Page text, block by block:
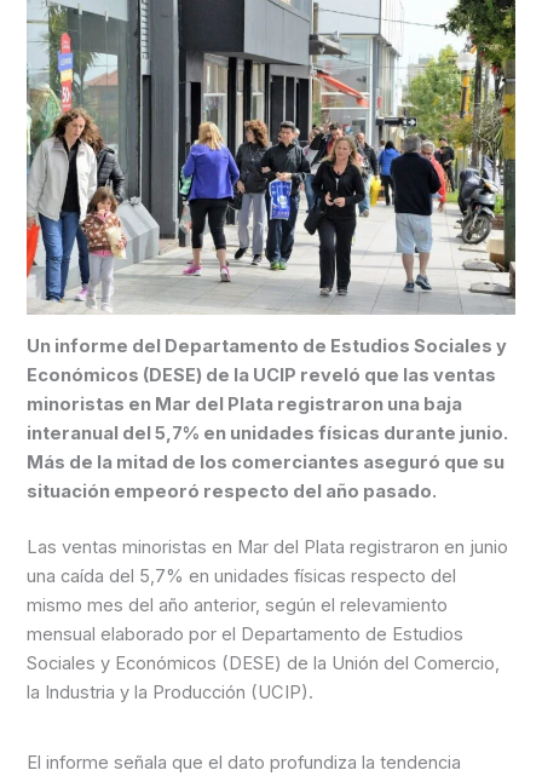
Un informe del Departamento de Estudios Sociales y
Económicos (DESE) de la UCIP reveló que las ventas
minoristas en Mar del Plata registraron una baja
interanual del 5,7% en unidades físicas durante junio.
Más de la mitad de los comerciantes aseguró que su
situación empeoró respecto del año pasado.
Las ventas minoristas en Mar del Plata registraron en junio
una caída del 5,7% en unidades físicas respecto del
mismo mes del año anterior, según el relevamiento
mensual elaborado por el Departamento de Estudios
Sociales y Económicos (DESE) de la Unión del Comercio,
la Industria y la Producción (UCIP).
El informe señala que el dato profundiza la tendencia